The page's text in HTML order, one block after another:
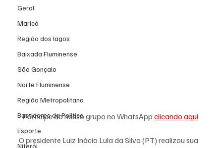
Geral
Maricá
Região dos lagos
Baixada Fluminense
São Gonçalo
Norte Fluminense
Região Metropolitana
Bastidores da Política
Esporte
Niterói
Participe do nosso grupo no WhatsApp clicando aqui
O presidente Luiz Inácio Lula da Silva (PT) realizou sua